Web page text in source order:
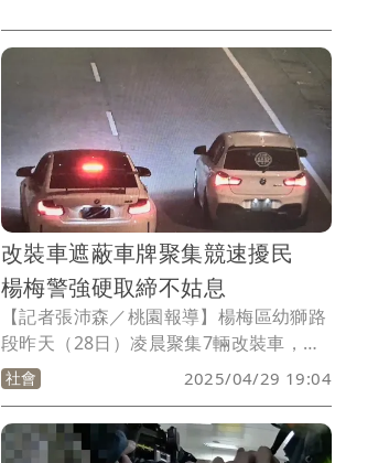
駕駛趕航班釀禍；而阿福錢包洗錢3億元
案台中地檢今天偵結，陳女死亡不起訴，
她的謝姓員警男友及上司、XREX創辦人
蕭匯宗、黃耀文偵訊時均認罪，檢察官予
以緩起訴處分。
改裝車遮蔽車牌聚集競速擾民
楊梅警強硬取締不姑息
【記者張沛森／桃園報導】楊梅區幼獅路
段昨天（28日）凌晨聚集7輛改裝車，在
大馬路上來回狂飆，隆隆噪音擾人清夢，
警方聚報到場後，7輛車立即鳥獸散，事
後警方調閱監視器已掌握相關車輛，將針
對相關違規逕行舉發同時製發約制書。
社會 2025/04/29 19:04